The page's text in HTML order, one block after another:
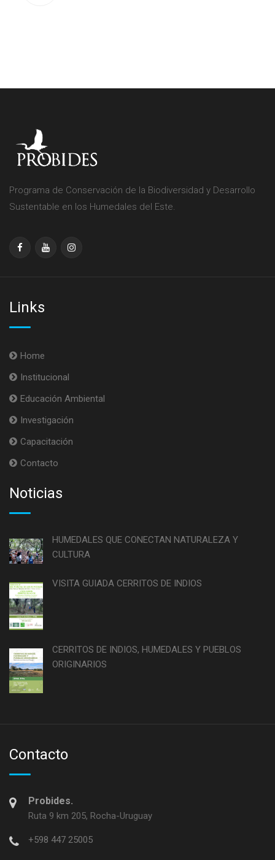
Programa de Conservación de la Biodiversidad y Desarrollo
Sustentable en los Humedales del Este.
Links
Home
Institucional
Educación Ambiental
Investigación
Capacitación
Contacto
Noticias
HUMEDALES QUE CONECTAN NATURALEZA Y
CULTURA
VISITA GUIADA CERRITOS DE INDIOS
CERRITOS DE INDIOS, HUMEDALES Y PUEBLOS
ORIGINARIOS
Contacto
Probides.
Ruta 9 km 205, Rocha-Uruguay
+598 447 25005